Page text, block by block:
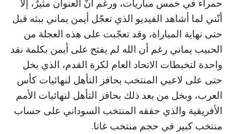
حمراء في خمس مباريات، ورغم أنّ العنوان مثيرٌ، إلا
أنّني لما أشاهد الفيديو الذي تعجّل أيمن يماني ببثه قبل
حتى نهاية المباراة، وقد تعجّبت على هذه العجلة من
الحبيب يماني رغم أن الله لم يفتح على أيمن بكلمة نقد
واحدة لتخبطات الاتحاد العام لكرة القدم، الذي بخل
حتى على لاعبي المنتخب بحافز التأهل لنهائيات كأس
العرب، وبخل من بعد ذلك بحافز التأهل لنهائيات الأمم
الأفريقية والذي حققه المنتخب السوداني على حساب
منتخب كبير في حجم منتخب غانا.